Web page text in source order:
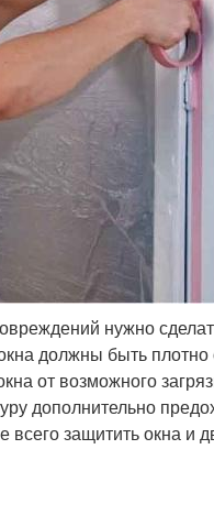
нужно
должны быть
от возможного
дополнительно
защитить окна и